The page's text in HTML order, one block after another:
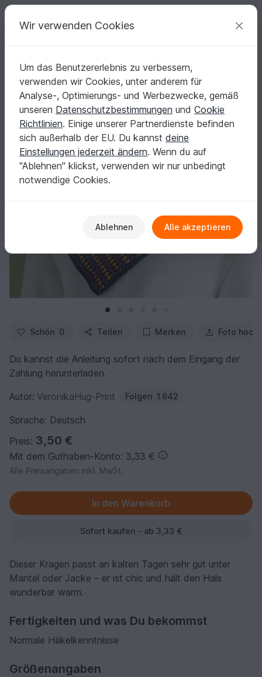
Deine kreativen Ideen
Deutsch | € (EUR) einloggen Kostenlos registrieren
Startseite Häkeln Schals Kragenschals
KRAGEN-LOOP MOSAIK
KRAGEN-LOOP MOSAIK
Schön 0 Teilen Merken Foto
Du kannst die Anleitung sofort nach dem Eingang der
Zahlung herunterladen.
Autor: VeronikaHug-Print Folgen 1.642
Sprache: Deutsch
Preis: 3,50 €
Mit dem Guthaben-Konto: 3,33 €
Alle Preisangaben inkl. MwSt.
Sofort kaufen - ab 3,33 €
Dieser Kragen passt an kalten Tagen sehr gut unter
Mantel oder Jacke – er ist chic und hält den Hals
wunderbar warm.
Fertigkeiten und was Du bekommst
Normale Häkelkenntnisse
Größenangaben
Wir verwenden Cookies
Um das Benutzererlebnis zu verbessern,
verwenden wir Cookies, unter anderem für
Analyse-, Optimierungs- und Werbezwecke, gemäß
unseren Datenschutzbestimmungen und Cookie
Richtlinien. Einige unserer Partnerdienste befinden
sich außerhalb der EU. Du kannst deine
Einstellungen jederzeit ändern. Wenn du auf
"Ablehnen" klickst, verwenden wir nur unbedingt
notwendige Cookies.
Ablehnen Alle akzeptieren